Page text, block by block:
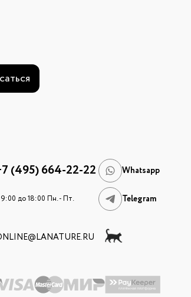
(495) 664-22-22 Whatsapp
до 18:00 Пн. - Пт. Telegram